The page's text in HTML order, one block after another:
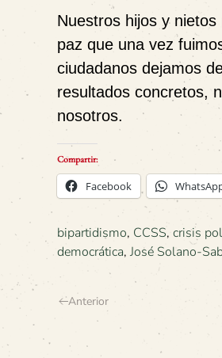
Nuestros hijos y
paz que una vez
ciudadanos dejamos
resultados concretos,
nosotros.
Compartir:
Facebook
bipartidismo, CCSS, crisis
democrática, José Solano-
Anterior